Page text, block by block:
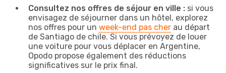
Consultez nos offres de séjour en ville : si vous
envisagez de séjourner dans un hôtel, explorez
nos offres pour un week-end pas cher au départ
de Santiago de chile. Si vous prévoyez de louer
une voiture pour vous déplacer en Argentine,
Opodo propose également des réductions
significatives sur le prix final.